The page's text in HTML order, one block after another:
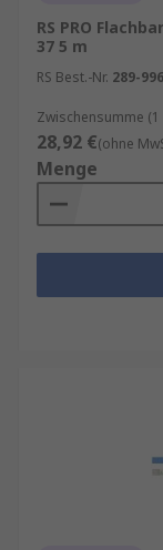
RS PRO
37 5 m
RS Best.-Nr. 289-
Zwischensumme
28,92 €(ohne
Menge